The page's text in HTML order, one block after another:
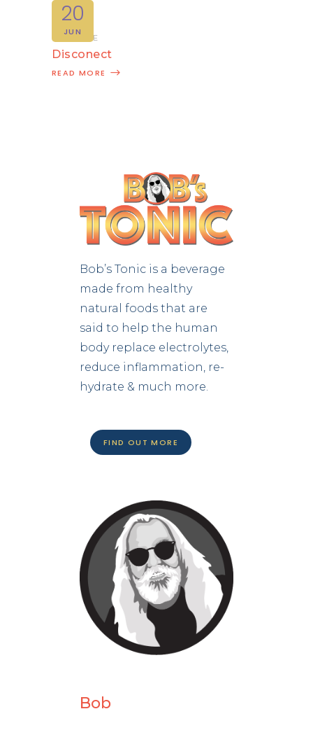
20
JUN
CREATIVE
Disconect
READ MORE
Bob’s Tonic is a beverage
made from healthy
natural foods that are
said to help the human
body replace electrolytes,
reduce inflammation, re-
hydrate & much more.
FIND OUT MORE
Bob